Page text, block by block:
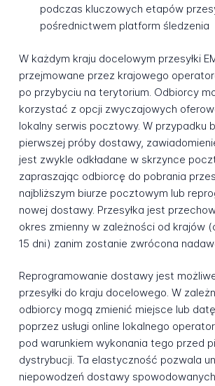
podczas kluczowych etapów
pośrednictwem platform śledzenia
W każdym kraju docelowym przesyłki
przejmowane przez krajowego
po przybyciu na terytorium. Odbiorcy
korzystać z opcji zwyczajowych
lokalny serwis pocztowy. W przypadku
pierwszej próby dostawy,
jest zwykle odkładane w skrzynce
zapraszając odbiorcę do pobrania
najbliższym biurze pocztowym lub
nowej dostawy. Przesyłka jest
okres zmienny w zależności od krajów
15 dni) zanim zostanie zwrócona
Reprogramowanie dostawy jest
przesyłki do kraju docelowego. W
odbiorcy mogą zmienić miejsce lub
poprzez usługi online lokalnego
pod warunkiem wykonania tego przed
dystrybucji. Ta elastyczność pozwala
niepowodzeń dostawy